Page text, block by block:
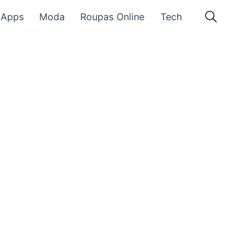
Apps Moda Roupas Online Tech